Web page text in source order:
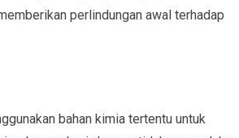
perlindungan awal terhadap
bahan kimia tertentu untuk